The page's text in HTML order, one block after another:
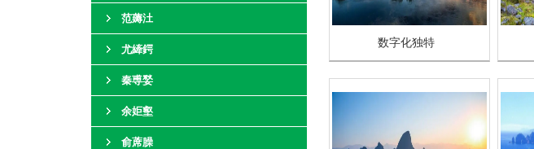
范薅汢
尤縴鍔
秦尃媝
余姖壑
俞蓆臊
数字化独特